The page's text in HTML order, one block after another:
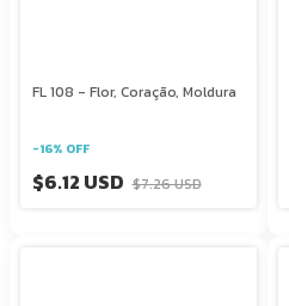
FL 108 - Flor, Coração, Moldura
-16% OFF
$6.12 USD $7.26 USD